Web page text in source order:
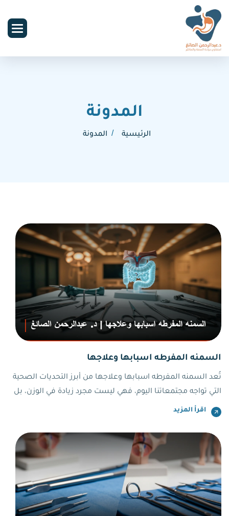
المدونة
الرئيسية المدونة
السمنه المفرطه اسبابها وعلاجها
تُعد السمنه المفرطه اسبابها وعلاجها من أبرز التحديات الصحية
التي تواجه مجتمعاتنا اليوم، فهي ليست مجرد زيادة في الوزن، بل
هي حالة مرضية معقدة تؤثر على كافة جوانب الحياة. كثيرًا ما يغفل
لتحقيق التعافي.
اقرأ المزيد